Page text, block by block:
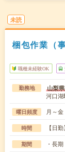
未読
梱包作業（
職種未経験OK
勤務地 山梨
河口
曜日頻度 月～金
時間 【日
期間 ・長